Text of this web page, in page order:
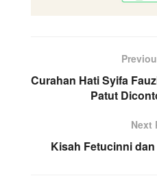
Curahan Hati Syifa
Patut
Next
Kisah Fetucinni